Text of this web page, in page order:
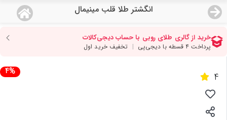
انگشتر طلا قلب مینیمال
منو
صفحه اصلی
دسته بندی محصولات
نمایندگی ها
4% 4